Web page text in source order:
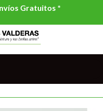
Gratuitos *